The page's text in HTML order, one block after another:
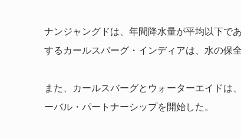
ナンジャングドは、年間降水量が平均以下で
するカールスバーグ・インディアは、水の保
また、カールスバーグとウォーターエイドは
ーバル・パートナーシップを開始した。